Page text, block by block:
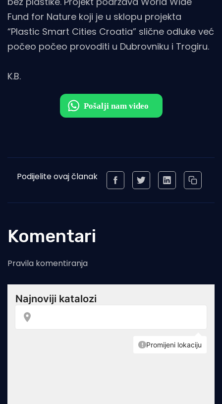
Fund for Nature koji je u sklopu projekta
“Plastic Smart Cities Croatia” slične odluke već
počeo počeo provoditi u Dubrovniku i Trogiru.
K.B.
Podijelite ovaj članak
Komentari
Pravila komentiranja